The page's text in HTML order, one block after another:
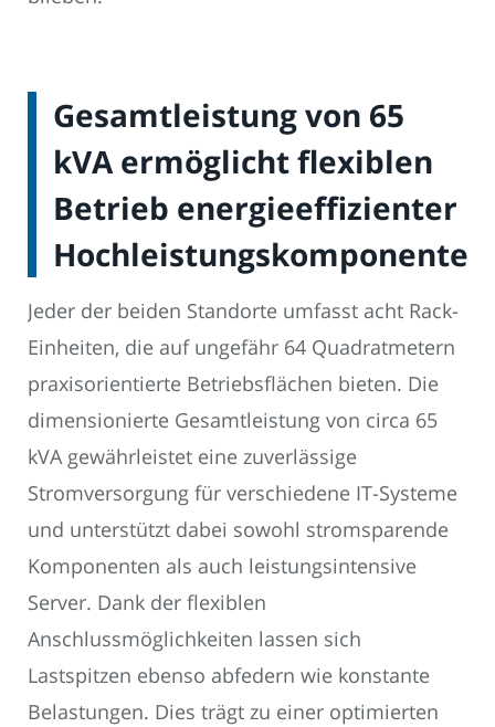
Gesamtleistung von 65
kVA ermöglicht flexiblen
Betrieb energieeffizienter
Hochleistungskomponenten
Jeder der beiden Standorte umfasst acht Rack-
Einheiten, die auf ungefähr 64 Quadratmetern
praxisorientierte Betriebsflächen bieten. Die
dimensionierte Gesamtleistung von circa 65
kVA gewährleistet eine zuverlässige
Stromversorgung für verschiedene IT-Systeme
und unterstützt dabei sowohl stromsparende
Komponenten als auch leistungsintensive
Server. Dank der flexiblen
Anschlussmöglichkeiten lassen sich
Lastspitzen ebenso abfedern wie konstante
Belastungen. Dies trägt zu einer optimierten